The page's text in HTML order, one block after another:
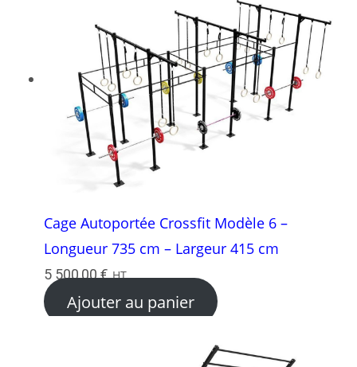
Cage Autoportée Crossfit Modèle 6 –
Longueur 735 cm – Largeur 415 cm
5 500,00€ HT
Ajouter au panier